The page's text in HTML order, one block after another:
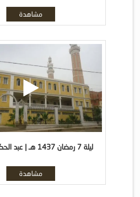
مشاهدة
ليلة 7 رمضان 1437 هـ | عبد الحكيم لموشية
مشاهدة